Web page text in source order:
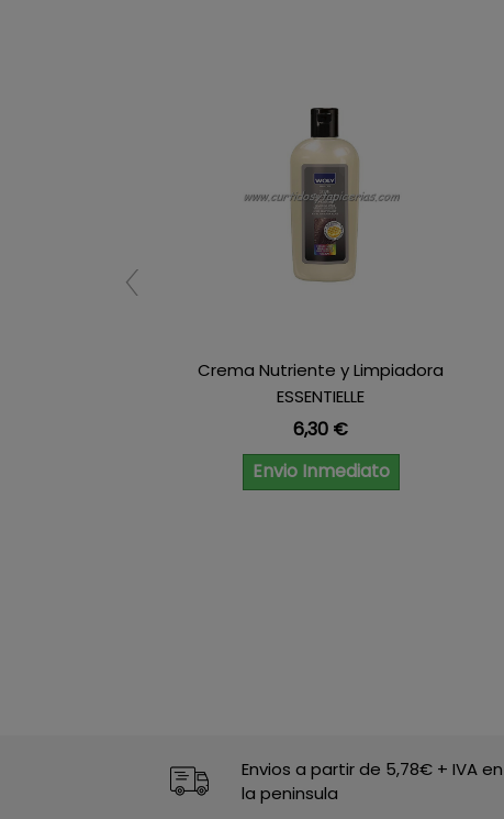
Crema Nutriente y Limpiadora
ESSENTIELLE
Precio
6,30 €
Envio Inmediato
Envios a partir de 5,78€ + IVA en
la peninsula